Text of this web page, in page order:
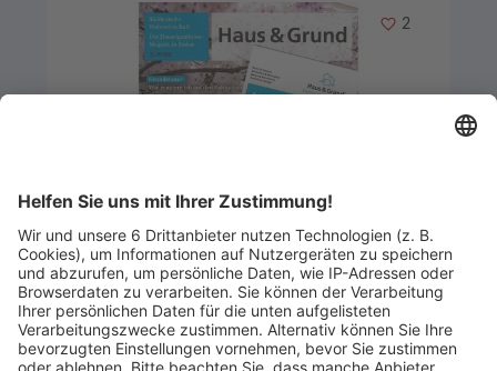
Merken
2
Artikel-ID: 1560 0
Mitgliedschaft für die
Mindestlaufzeit von zwei Jahren
Haus & Grund Lörrach- Bad Säckingen e.V.